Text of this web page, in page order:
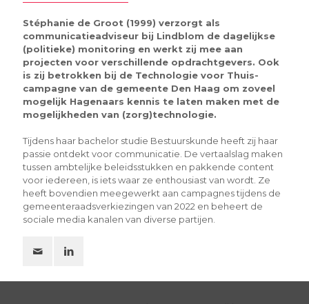
Stéphanie de Groot (1999) verzorgt als
communicatieadviseur bij Lindblom de dagelijkse
(politieke) monitoring en werkt zij mee aan
projecten voor verschillende opdrachtgevers. Ook
is zij betrokken bij de Technologie voor Thuis-
campagne van de gemeente Den Haag om zoveel
mogelijk Hagenaars kennis te laten maken met de
mogelijkheden van (zorg)technologie.
Tijdens haar bachelor studie Bestuurskunde heeft zij haar
passie ontdekt voor communicatie. De vertaalslag maken
tussen ambtelijke beleidsstukken en pakkende content
voor iedereen, is iets waar ze enthousiast van wordt. Ze
heeft bovendien meegewerkt aan campagnes tijdens de
gemeenteraadsverkiezingen van 2022 en beheert de
sociale media kanalen van diverse partijen.